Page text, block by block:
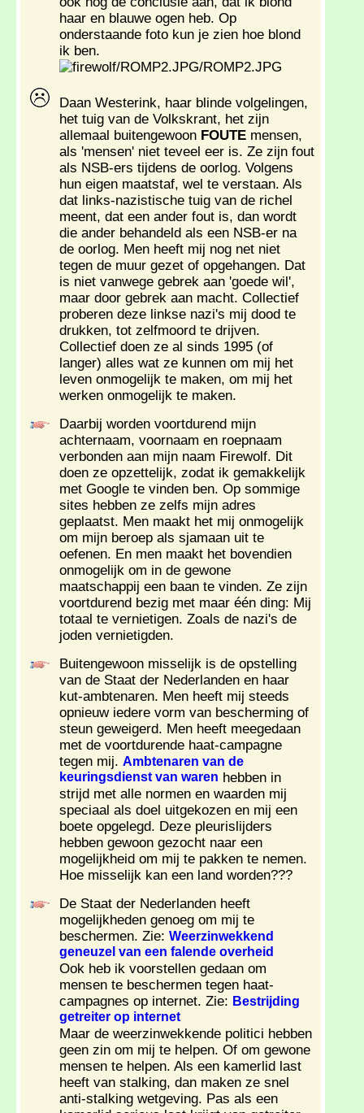
haar en blauwe ogen heb. Op
onderstaande foto kun je zien hoe blond
ik ben.
Daan Westerink, haar blinde volgelingen,
het tuig van de Volkskrant, het zijn
allemaal buitengewoon FOUTE mensen,
als 'mensen' niet teveel eer is. Ze zijn fout
als NSB-ers tijdens de oorlog. Volgens
hun eigen maatstaf, wel te verstaan. Als
dat links-nazistische tuig van de richel
meent, dat een ander fout is, dan wordt
die ander behandeld als een NSB-er na
de oorlog. Men heeft mij nog net niet
tegen de muur gezet of opgehangen. Dat
is niet vanwege gebrek aan 'goede wil',
maar door gebrek aan macht. Collectief
proberen deze linkse nazi's mij dood te
drukken, tot zelfmoord te drijven.
Collectief doen ze al sinds 1995 (of
langer) alles wat ze kunnen om mij het
leven onmogelijk te maken, om mij het
werken onmogelijk te maken.
Daarbij worden voortdurend mijn
achternaam, voornaam en roepnaam
verbonden aan mijn naam Firewolf. Dit
doen ze opzettelijk, zodat ik gemakkelijk
met Google te vinden ben. Op sommige
sites hebben ze zelfs mijn adres
geplaatst. Men maakt het mij onmogelijk
om mijn beroep als sjamaan uit te
oefenen. En men maakt het bovendien
onmogelijk om in de gewone
maatschappij een baan te vinden. Ze zijn
voortdurend bezig met maar één ding: Mij
totaal te vernietigen. Zoals de nazi's de
joden vernietigden.
Buitengewoon misselijk is de opstelling
van de Staat der Nederlanden en haar
kut-ambtenaren. Men heeft mij steeds
opnieuw iedere vorm van bescherming of
steun geweigerd. Men heeft meegedaan
met de voortdurende haat-campagne
tegen mij. Ambtenaren van de
keuringsdienst van waren hebben in
strijd met alle normen en waarden mij
speciaal als doel uitgekozen en mij een
boete opgelegd. Deze pleurislijders
hebben gewoon gezocht naar een
mogelijkheid om mij te pakken te nemen.
Hoe misselijk kan een land worden???
De Staat der Nederlanden heeft
mogelijkheden genoeg om mij te
beschermen. Zie: Weerzinwekkend
geneuzel van een falende overheid
Ook heb ik voorstellen gedaan om
mensen te beschermen tegen haat-
campagnes op internet. Zie: Bestrijding
getreiter op internet
Maar de weerzinwekkende politici hebben
geen zin om mij te helpen. Of om gewone
mensen te helpen. Als een kamerlid last
heeft van stalking, dan maken ze snel
anti-stalking wetgeving. Pas als een